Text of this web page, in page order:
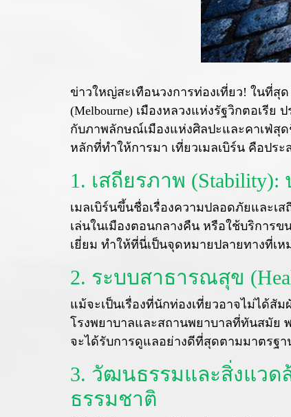
ข่าวใหญ่สะเทือนวงการท่องเที่ยว! ในที่สุ
(Melbourne) เมืองหลวงแห่งรัฐวิกตอเรี
กับภาพลักษณ์เมืองแห่งศิลปะและคาเฟ่สุด
หลักที่ทำให้การมา เที่ยวเมลเบิร์น คือปร
1. เสถียรภาพ
เมลเบิร์นขึ้นชื่อเรื่องความปลอดภัยและเ
เล่นในเมืองตอนกลางคืน หรือใช้บริการ
เยี่ยม ทำให้ที่นี่เป็นจุดหมายปลายทางที่เ
2. ระบบสาธารณสุข
แม้จะเป็นเรื่องที่นักท่องเที่ยวอาจไม่ได้สั
โรงพยาบาลและสถานพยาบาลที่ทันสมัย
จะได้รับการดูแลอย่างดีที่สุดตามมาตรฐา
3. วัฒนธรรมและสิ่งแวดล้
ธรรมชาติ